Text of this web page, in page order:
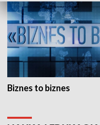
Biznes to biznes